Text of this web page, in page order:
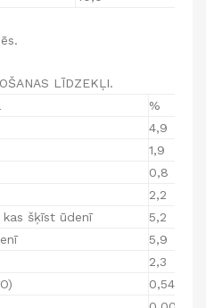
LĪDZEKĻI.
%
4,9
1,9
0,8
2,2
kas šķīst ūdenī
5,2
5,9
2,3
0,54